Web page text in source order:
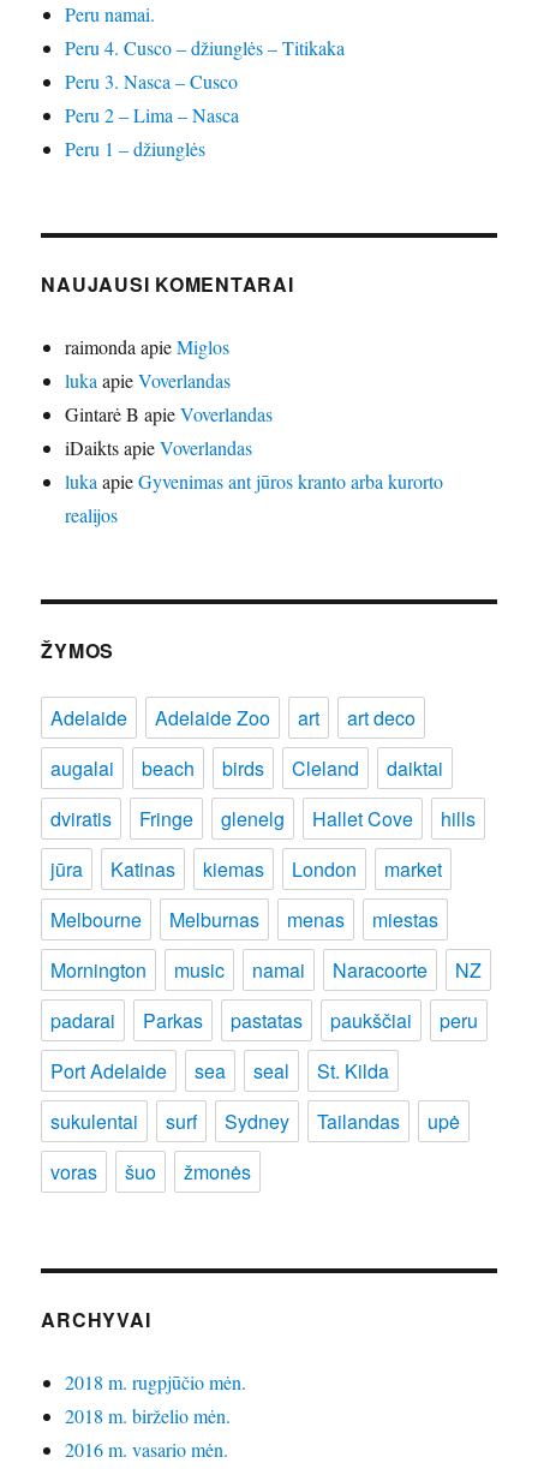
Peru namai.
Peru 4. Cusco – džiunglės – Titikaka
Peru 3. Nasca – Cusco
Peru 2 – Lima – Nasca
Peru 1 – džiunglės
NAUJAUSI KOMENTARAI
raimondaapieMiglos
lukaapieVoverlandas
Gintarė B apieVoverlandas
iDaiktsapieVoverlandas
lukaapieGyvenimas ant jūros kranto arba kurorto
realijos
ŽYMOS
Adelaide Adelaide Zoo art
art deco
augalai
beach birds Cleland
daiktai
dviratis
Fringe glenelg Hallet Cove
hills
jūra
Katinas kiemas London
market
Melbourne
Melburnas menas
miestas
Mornington
music namai Naracoorte
NZ
padarai
Parkas pastatas paukščiai
peru
Port Adelaide
sea seal
St. Kilda
sukulentai
surf Sydney Tailandas
upė
voras
šuo žmonės
ARCHYVAI
2018 m. rugpjūčio mėn.
2018 m. birželio mėn.
2016 m. vasario mėn.